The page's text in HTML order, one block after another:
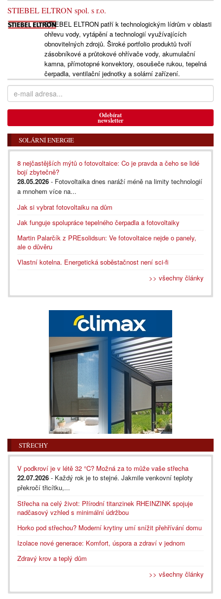
STIEBEL ELTRON spol. s r.o.
STIEBEL ELTRON patří k technologickým lídrům v oblasti
ohřevu vody, vytápění a technologií využívajících
obnovitelných zdrojů. Široké portfolio produktů tvoří
zásobníkové a průtokové ohřívače vody, akumulační
kamna, přímotopné konvektory, osoušeče rukou, tepelná
čerpadla, ventilační jednotky a solární zařízení.
Odebírat
newsletter
SOLÁRNÍ ENERGIE
8 nejčastějších mýtů o fotovoltaice: Co je pravda a čeho se lidé
bojí zbytečně?
28.05.2026 - Fotovoltaika dnes naráží méně na limity technologií
a mnohem více na...
Jak si vybrat fotovoltaiku na dům
Jak funguje spolupráce tepelného čerpadla a fotovoltaiky
Martin Palarčík z PREsolidsun: Ve fotovoltaice nejde o panely,
ale o důvěru
Vlastní kotelna. Energetická soběstačnost není sci-fi
>> všechny články
STŘECHY
V podkroví je v létě 32 °C? Možná za to může vaše střecha
22.07.2026 - Každý rok je to stejné. Jakmile venkovní teploty
překročí třicítku,...
Střecha na celý život: Přírodní titanzinek RHEINZINK spojuje
nadčasový vzhled s minimální údržbou
Horko pod střechou? Moderní krytiny umí snížit přehřívání domu
Izolace nové generace: Komfort, úspora a zdraví v jednom
Zdravý krov a teplý dům
>> všechny články